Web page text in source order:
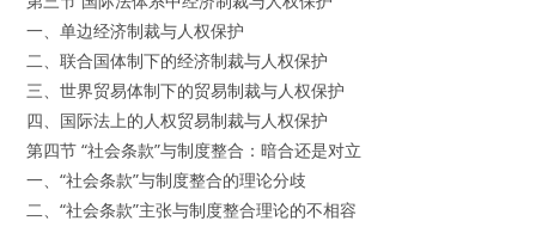
一、单边经济制裁与人权保护
二、联合国体制下的经济制裁与人权保护
三、世界贸易体制下的贸易制裁与人权保护
四、国际法上的人权贸易制裁与人权保护
第四节 “社会条款”与制度整合：暗合还是对立
一、“社会条款”与制度整合的理论分歧
二、“社会条款”主张与制度整合理论的不相容